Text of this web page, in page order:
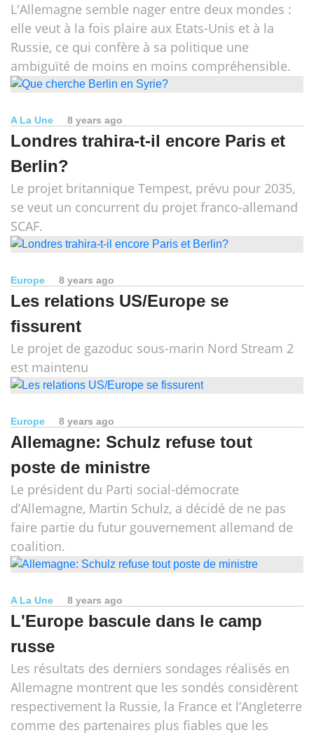
L'Allemagne semble nager entre deux mondes :
elle veut à la fois plaire aux Etats-Unis et à la
Russie, ce qui confère à sa politique une
ambiguïté de moins en moins compréhensible.
A La Une 8 years ago
Londres trahira-t-il encore Paris et
Berlin?
Le projet britannique Tempest, prévu pour 2035,
se veut un concurrent du projet franco-allemand
SCAF.
Europe 8 years ago
Les relations US/Europe se
fissurent
Le projet de gazoduc sous-marin Nord Stream 2
est maintenu
Europe 8 years ago
Allemagne: Schulz refuse tout
poste de ministre
Le président du Parti social-démocrate
d’Allemagne, Martin Schulz, a décidé de ne pas
faire partie du futur gouvernement allemand de
coalition.
A La Une 8 years ago
L'Europe bascule dans le camp
russe
Les résultats des derniers sondages réalisés en
Allemagne montrent que les sondés considèrent
respectivement la Russie, la France et l’Angleterre
comme des partenaires plus fiables que les